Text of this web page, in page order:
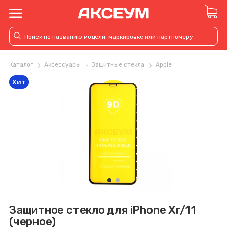
Каталог Аксессуары Защитные стекла Apple
Защитное стекло для iPhone Xr/11
(черное)
Хит